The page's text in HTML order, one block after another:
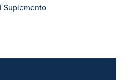
Suplemento